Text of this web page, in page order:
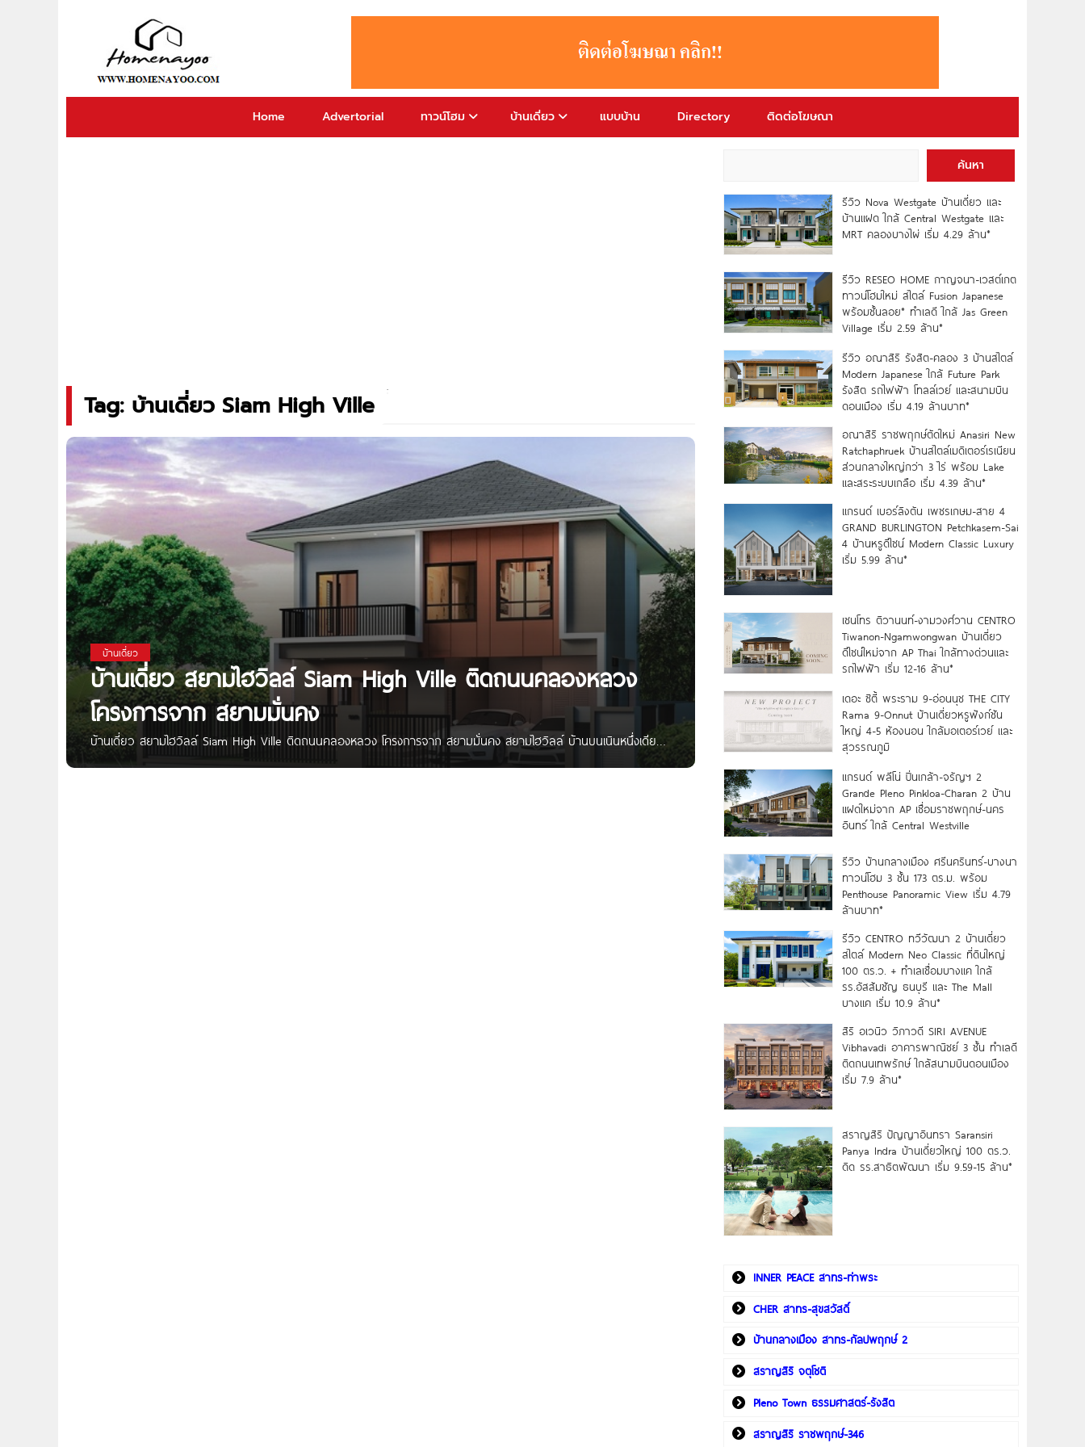
Home Advertorial ทาวน์โฮม บ้านเดี่ยว แบบบ้าน Directory ติดต่อโฆษณา
Tag: บ้านเดี่ยว Siam High Ville
บ้านเดี่ยว
บ้านเดี่ยว สยามไฮวิลล์ Siam High Ville ติดถนนคลองหลวง
โครงการจาก สยามมั่นคง
บ้านเดี่ยว สยามไฮวิลล์ Siam High Ville ติดถนนคลองหลวง โครงการจาก สยามมั่นคง สยามไฮวิลล์ บ้านบนเนินหนึ่งเดียว
บนถนนคลองหลวง ตั้งอยู่บนทำเลศักยภาพสูงสุด ใกล้ตลาดไทเพียง 3 นาที และสถานที่สำคัญทั้งธรรมศาสตร์ ฟิวเจอร์พาร์ค
ค้นหา
รีวิว Nova Westgate บ้านเดี่ยว และ
บ้านแฝด ใกล้ Central Westgate และ
MRT คลองบางไผ่ เริ่ม 4.29 ล้าน*
รีวิว RESEO HOME กาญจนา-เวสต์เกต
ทาวน์โฮมใหม่ สไตล์ Fusion Japanese
พร้อมชั้นลอย* ทำเลดี ใกล้ Jas Green
Village เริ่ม 2.59 ล้าน*
รีวิว อณาสิริ รังสิต-คลอง 3 บ้านสไตล์
Modern Japanese ใกล้ Future Park
รังสิต รถไฟฟ้า โทลล์เวย์ และสนามบิน
ดอนเมือง เริ่ม 4.19 ล้านบาท*
อณาสิริ ราชพฤกษ์ตัดใหม่ Anasiri New
Ratchaphruek บ้านสไตล์เมดิเตอร์เรเนียน
ส่วนกลางใหญ่กว่า 3 ไร่ พร้อม Lake
และสระระบบเกลือ เริ่ม 4.39 ล้าน*
แกรนด์ เบอร์ลิงตัน เพชรเกษม-สาย 4
GRAND BURLINGTON Petchkasem-Sai
4 บ้านหรูดีไซน์ Modern Classic Luxury
เริ่ม 5.99 ล้าน*
เซนโทร ติวานนท์-งามวงศ์วาน CENTRO
Tiwanon-Ngamwongwan บ้านเดี่ยว
ดีไซน์ใหม่จาก AP Thai ใกล้ทางด่วนและ
รถไฟฟ้า เริ่ม 12-16 ล้าน*
เดอะ ซิตี้ พระราม 9-อ่อนนุช THE CITY
Rama 9-Onnut บ้านเดี่ยวหรูฟังก์ชัน
ใหญ่ 4-5 ห้องนอน ใกล้มอเตอร์เวย์ และ
สุวรรณภูมิ
แกรนด์ พลีโน่ ปิ่นเกล้า-จรัญฯ 2
Grande Pleno Pinkloa-Charan 2 บ้าน
แฝดใหม่จาก AP เชื่อมราชพฤกษ์-นคร
อินทร์ ใกล้ Central Westville
รีวิว บ้านกลางเมือง ศรีนครินทร์-บางนา
ทาวน์โฮม 3 ชั้น 173 ตร.ม. พร้อม
Penthouse Panoramic View เริ่ม 4.79
ล้านบาท*
รีวิว CENTRO ทวีวัฒนา 2 บ้านเดี่ยว
สไตล์ Modern Neo Classic ที่ดินใหญ่
100 ตร.ว. + ทำเลเชื่อมบางแค ใกล้
รร.อัสสัมชัญ ธนบุรี และ The Mall
บางแค เริ่ม 10.9 ล้าน*
สิริ อเวนิว วิภาวดี SIRI AVENUE
Vibhavadi อาคารพาณิชย์ 3 ชั้น ทำเลดี
ติดถนนเทพรักษ์ ใกล้สนามบินดอนเมือง
เริ่ม 7.9 ล้าน*
สราญสิริ ปัญญาอินทรา Saransiri
Panya Indra บ้านเดี่ยวใหญ่ 100 ตร.ว.
ดิด รร.สาธิตพัฒนา เริ่ม 9.59-15 ล้าน*
INNER PEACE สาทร-ท่าพระ
CHER สาทร-สุขสวัสดิ์
บ้านกลางเมือง สาทร-กัลปพฤกษ์ 2
สราญสิริ จตุโชติ
Pleno Town ธรรมศาสตร์-รังสิต
สราญสิริ ราชพฤกษ์-346